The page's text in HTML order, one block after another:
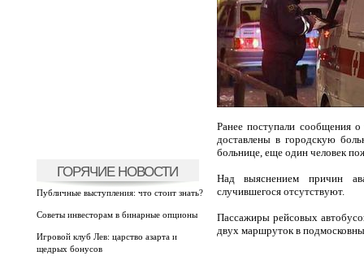
ГОРЯЧИЕ НОВОСТИ
Публичные выступления: что стоит знать?
Советы инвесторам в бинарные опционы
Игровой клуб Лев: царство азарта и
щедрых бонусов
Ранее поступали сообщения
доставлены в городскую
больнице, еще один человек
Над выяснением причин
случившегося отсутствуют.
Пассажиры рейсовых
двух маршруток в